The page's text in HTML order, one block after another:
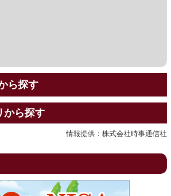
ら探す
から探す
情報提供：株式会社時事通信社